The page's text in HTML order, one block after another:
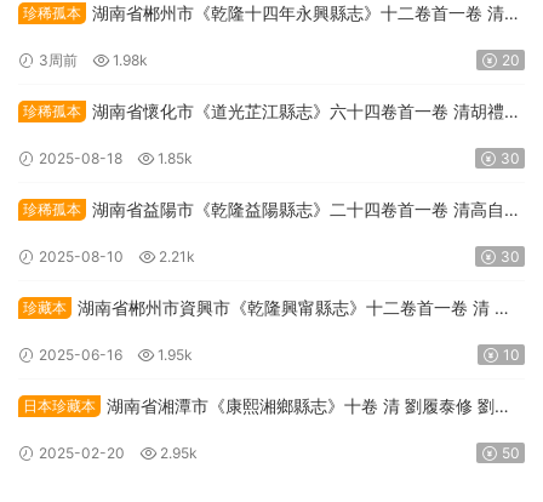
珍稀孤本 湖南省郴州市《乾隆十四年永興縣志》十二卷首一卷 清呂
3周前 1.98k 20
珍稀孤本 湖南省懷化市《道光芷江縣志》六十四卷首一卷 清胡禮箴
2025-08-18 1.85k 30
珍稀孤本 湖南省益陽市《乾隆益陽縣志》二十四卷首一卷 清高自位
2025-08-10 2.21k 30
珍藏本 湖南省郴州市資興市《乾隆興甯縣志》十二卷首一卷 清 羅
2025-06-16 1.95k 10
日本珍藏本 湖南省湘潭市《康熙湘鄉縣志》十卷 清 劉履泰修 劉象
2025-02-20 2.95k 50